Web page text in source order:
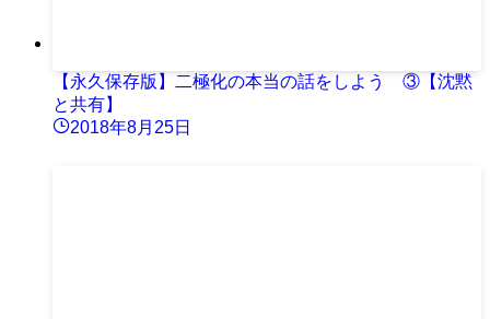
【永久保存版】二極化の本当の話をしよう ③【沈黙
と共有】
2018年8月25日